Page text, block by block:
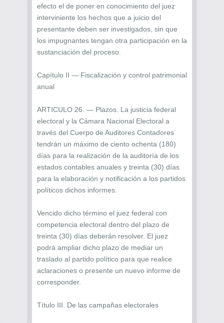
efecto el de poner en conocimiento del juez
interviniente los hechos que a juicio del
presentante deben ser investigados, sin que
los impugnantes tengan otra participación en la
sustanciación del proceso.
Capítulo II — Fiscalización y control patrimonial
anual
ARTICULO 26. — Plazos. La justicia federal
electoral y la Cámara Nacional Electoral a
través del Cuerpo de Auditores Contadores
tendrán un máximo de ciento ochenta (180)
días para la realización de la auditoría de los
estados contables anuales y treinta (30) días
para la elaboración y notificación a los partidos
políticos dichos informes.
Vencido dicho término el juez federal con
competencia electoral dentro del plazo de
treinta (30) días deberán resolver. El juez
podrá ampliar dicho plazo de mediar un
traslado al partido político para que realice
aclaraciones o presente un nuevo informe de
corresponder.
Título III. De las campañas electorales